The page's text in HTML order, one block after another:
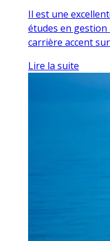
Il est une
études en gestion
carrière accent
Lire la suite